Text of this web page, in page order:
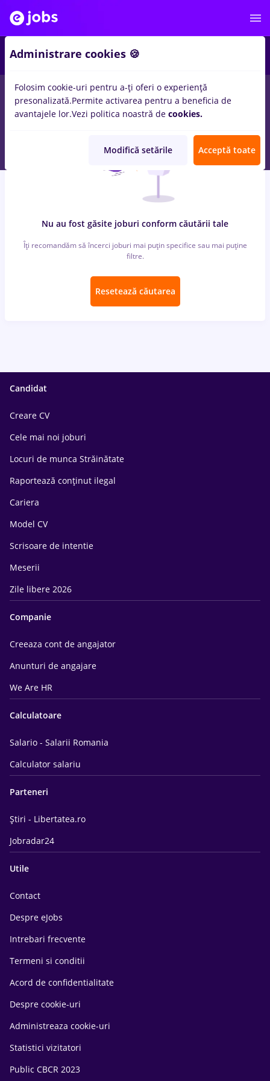
locuri de muncaconectys in Timisoara
Nu au fost găsite joburi conform căutării tale
Îți recomandăm să încerci joburi mai puțin specifice sau mai puține
filtre.
Resetează căutarea
Candidat
Creare CV
Cele mai noi joburi
Locuri de munca Străinătate
Raportează conținut ilegal
Cariera
Model CV
Scrisoare de intentie
Meserii
Zile libere 2026
Companie
Creeaza cont de angajator
Anunturi de angajare
We Are HR
Calculatoare
Salario - Salarii Romania
Calculator salariu
Parteneri
Știri - Libertatea.ro
Jobradar24
Utile
Contact
Despre eJobs
Intrebari frecvente
Termeni si conditii
Acord de confidentialitate
Despre cookie-uri
Administreaza cookie-uri
Statistici vizitatori
Public CBCR 2023
Administrare cookies 🍪
Folosim cookie-uri pentru a-ți oferi o experiență
presonalizată.Permite activarea pentru a beneficia de
avantajele lor.Vezi politica noastră de cookies.
Modifică setările Acceptă toate